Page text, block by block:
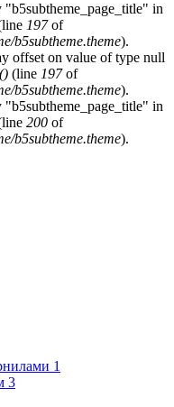
in
197of
b5subtheme.theme).
offset on value of type null
(line 197of
b5subtheme.theme).
in
200 of
b5subtheme.theme).
1
3